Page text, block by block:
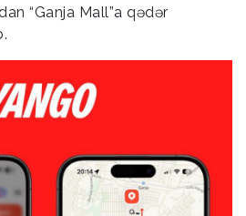
“Ganja Mall”a qədər